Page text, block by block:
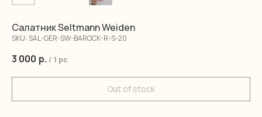
Салатник Seltmann Weiden
SKU: SAL-GER-SW-BAROCK-R-S-20
3 000 р. / 1 pc
Out of stock